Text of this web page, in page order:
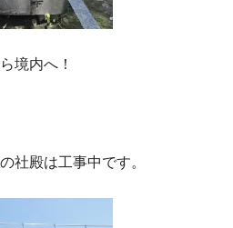
境内へ！
社殿は工事中です。